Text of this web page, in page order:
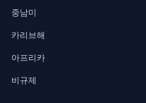
중남미
카리브해
아프리카
비규제